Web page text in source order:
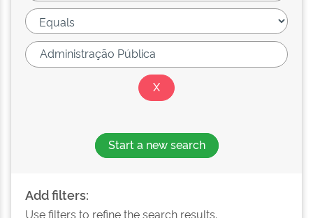
Start a new search
Add filters:
Use filters to refine the search results.